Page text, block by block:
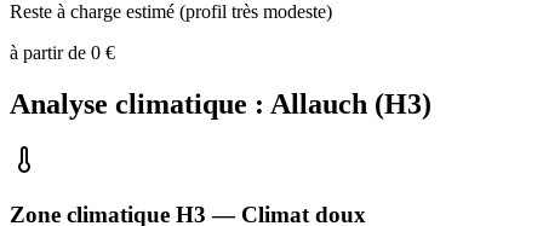
Reste à charge estimé (profil très modeste)
à partir de 0 €
Analyse climatique : Allauch (H3)
Zone climatique H3 — Climat doux